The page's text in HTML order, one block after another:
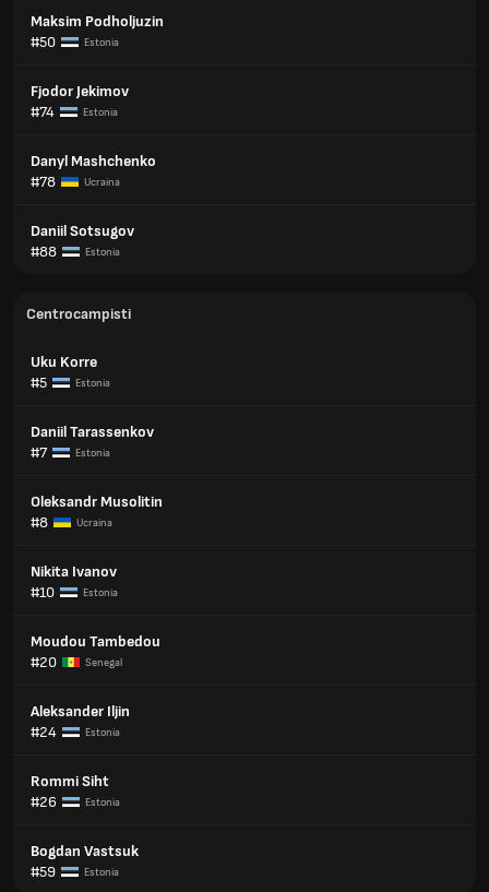
Maksim Podholjuzin
#50
Estonia
Fjodor Jekimov
#74
Estonia
Danyl Mashchenko
#78
Ucraina
Daniil Sotsugov
#88
Estonia
Centrocampisti
Uku Korre
#5
Estonia
Daniil Tarassenkov
#7
Estonia
Oleksandr Musolitin
#8
Ucraina
Nikita Ivanov
#10
Estonia
Moudou Tambedou
#20
Senegal
Aleksander Iljin
#24
Estonia
Rommi Siht
#26
Estonia
Bogdan Vastsuk
#59
Estonia